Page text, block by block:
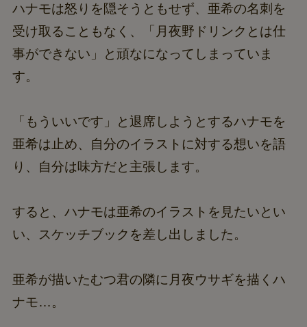
ハナモは怒りを隠そうともせず、亜希の名刺を
受け取ることもなく、「月夜野ドリンクとは仕
事ができない」と頑なになってしまっていま
す。
「もういいです」と退席しようとするハナモを
亜希は止め、自分のイラストに対する想いを語
り、自分は味方だと主張します。
すると、ハナモは亜希のイラストを見たいとい
い、スケッチブックを差し出しました。
亜希が描いたむつ君の隣に月夜ウサギを描くハ
ナモ…。